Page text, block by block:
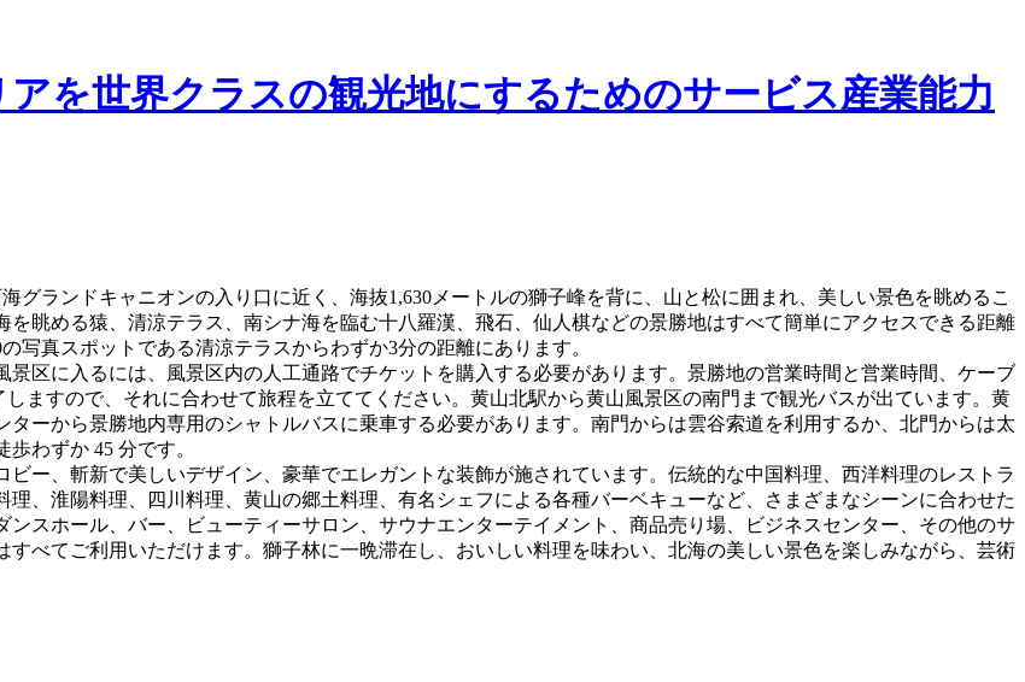
を世界クラスの観光地にするためのサービス産業能力
グランドキャニオンの入り口に近く、海抜1,630メートルの獅子峰を背に、山と松に囲まれ、美しい景色を眺めるこ
眺める猿、清涼テラス、南シナ海を臨む十八羅漢、飛石、仙人棋などの景勝地はすべて簡単にアクセスできる距離
写真スポットである清涼テラスからわずか3分の距離にあります。
区に入るには、風景区内の人工通路でチケットを購入する必要があります。景勝地の営業時間と営業時間、ケーブ
ますので、それに合わせて旅程を立ててください。黄山北駅から黄山風景区の南門まで観光バスが出ています。黄
ーから景勝地内専用のシャトルバスに乗車する必要があります。南門からは雲谷索道を利用するか、北門からは太
わずか 45 分です。
ー、斬新で美しいデザイン、豪華でエレガントな装飾が施されています。伝統的な中国料理、西洋料理のレストラ
、淮陽料理、四川料理、黄山の郷土料理、有名シェフによる各種バーベキューなど、さまざまなシーンに合わせた
スホール、バー、ビューティーサロン、サウナエンターテイメント、商品売り場、ビジネスセンター、その他のサ
べてご利用いただけます。獅子林に一晩滞在し、おいしい料理を味わい、北海の美しい景色を楽しみながら、芸術